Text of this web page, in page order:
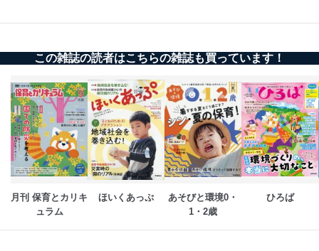
株式会社富士山マガジンサービス 個人情報問い合わせ
TEL：0570-200-223
FAX：03-5459-7073
e-mail：cs@fujisan.co.jp
改訂：2025年2月20日
制定：2005年4月1日
株式会社富士山マガジンサービス
代表取締役会長 西野 伸一郎
個人情報の取扱いについて
この雑誌の読者はこちらの雑誌も買っています！
月刊 保育とカリキ
ュラム
ほいくあっぷ
あそびと環境0・
1・2歳
ひろば